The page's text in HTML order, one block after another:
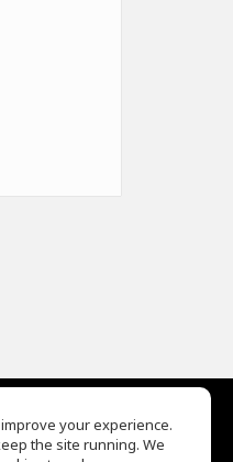
your experience.
the site running. We